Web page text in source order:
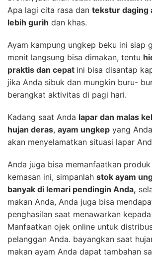
Apa lagi cita rasa dan tekstur daging
lebih gurih dan khas.
Ayam kampung ungkep beku ini siap
menit langsung bisa dimakan, tentu
praktis dan cepat ini bisa disantap
jika Anda sibuk dan mungkin buru-
berangkat aktivitas di pagi hari.
Kadang saat Anda lapar dan malas
hujan deras, ayam ungkep yang Anda
akan menyelamatkan situasi lapar
Anda juga bisa memanfaatkan
kemasan ini, simpanlah stok ayam
banyak di lemari pendingin Anda,
makan Anda, Anda juga bisa
penghasilan saat menawarkan
Manfaatkan ojek online untuk
pelanggan Anda. bayangkan saat
makan ayam Anda dapat tambahan